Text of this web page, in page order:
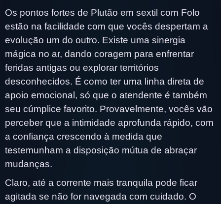
Os pontos fortes de Plutão em sextil com Folo
estão na facilidade com que vocês despertam a
evolução um do outro. Existe uma sinergia
mágica no ar, dando coragem para enfrentar
feridas antigas ou explorar territórios
desconhecidos. É como ter uma linha direta de
apoio emocional, só que o atendente é também
seu cúmplice favorito. Provavelmente, vocês vão
perceber que a intimidade aprofunda rápido, com
a confiança crescendo à medida que
testemunham a disposição mútua de abraçar
mudanças.
Claro, até a corrente mais tranquila pode ficar
agitada se não for navegada com cuidado. O